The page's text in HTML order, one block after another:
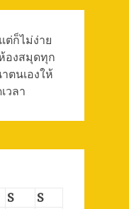
ต่ก็ไม่ง่าย
องสมุดทุก
ตนเองให้
วลา
S
S